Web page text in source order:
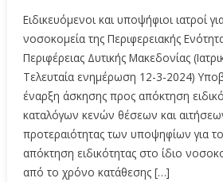
Ειδικευόμενοι και υποψήφιοι ιατροί
νοσοκομεία της Περιφερειακής
Περιφέρειας Δυτικής Μακεδονίας
Τελευταία ενημέρωση 12-3-2024)
έναρξη άσκησης προς απόκτηση
καταλόγων κενών θέσεων και
προτεραιότητας των υποψηφίων για
απόκτηση ειδικότητας στο ίδιο
από το χρόνο κατάθεσης […]